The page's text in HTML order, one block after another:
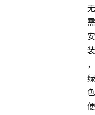
无
需
安
装
，
绿
色
便